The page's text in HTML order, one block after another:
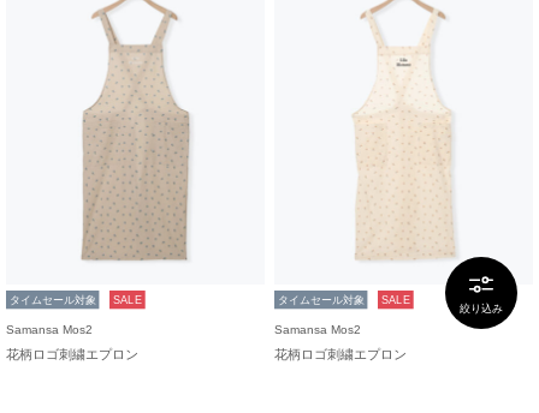
絞り込み
タイムセール対象 SALE
Samansa Mos2
花柄ロゴ刺繍エプロン
タイムセール対象 SALE
Samansa Mos2
花柄ロゴ刺繍エプロン